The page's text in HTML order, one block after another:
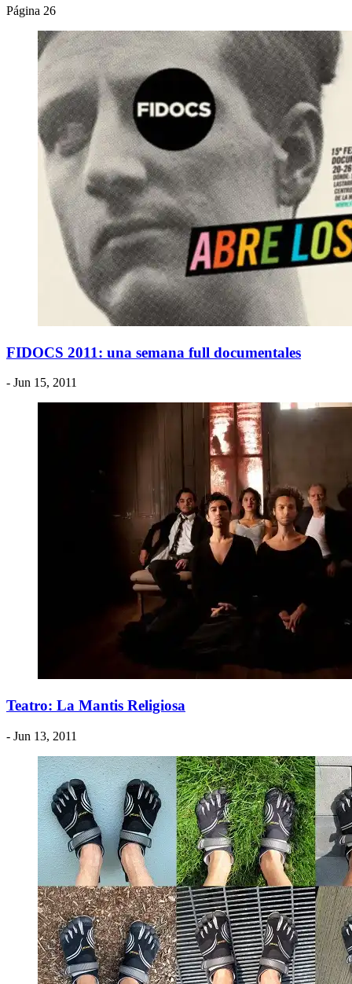
Página 26
FIDOCS 2011: una semana full documentales
- Jun 15, 2011
Teatro: La Mantis Religiosa
- Jun 13, 2011